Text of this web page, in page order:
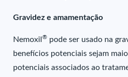
Gravidez e amamentação
Nemoxil® pode ser usado na
benefícios potenciais sejam
potenciais associados ao